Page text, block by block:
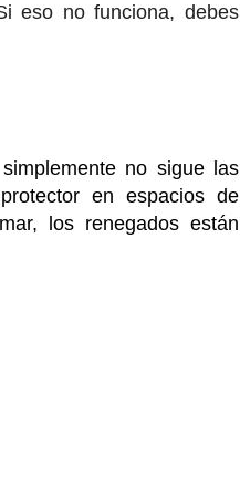
eso no funciona, debes
no sigue las
en espacios de
los renegados están